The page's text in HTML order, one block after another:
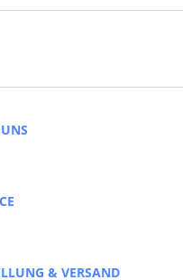
& VERSAND